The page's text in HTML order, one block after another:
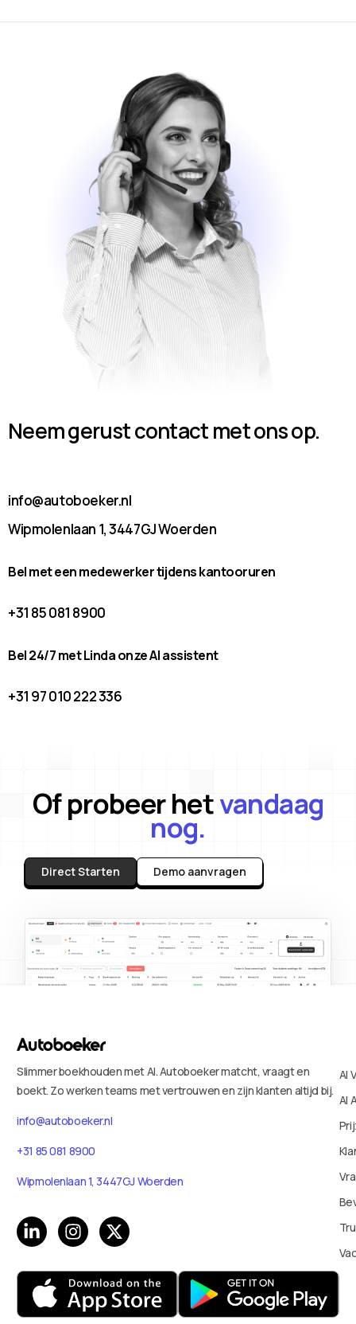
Neem gerust contact met ons op.
info@autoboeker.nl
Wipmolenlaan 1, 3447GJ Woerden
Bel met een medewerker tijdens kantooruren
+31 85 081 8900
Bel 24/7 met Linda onze AI assistent
+31 97 010 222 336
Of probeer hetvandaag
nog.
Direct Starten Demo aanvragen
Slimmer boekhouden met AI. Autoboeker matcht, vraagt en
boekt. Zo werken teams met vertrouwen en zijn klanten altijd bij.
info@autoboeker.nl
+31 85 081 8900
Wipmolenlaan 1, 3447GJ Woerden
AI
AI